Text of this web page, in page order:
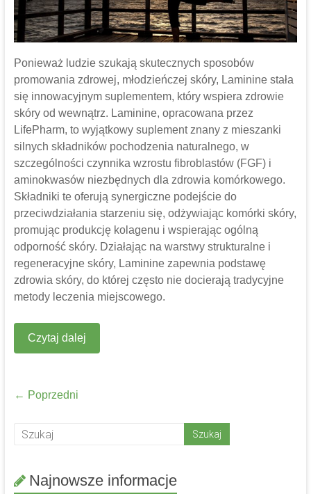
Ponieważ ludzie szukają skutecznych sposobów
promowania zdrowej, młodzieńczej skóry, Laminine stała
się innowacyjnym suplementem, który wspiera zdrowie
skóry od wewnątrz. Laminine, opracowana przez
LifePharm, to wyjątkowy suplement znany z mieszanki
silnych składników pochodzenia naturalnego, w
szczególności czynnika wzrostu fibroblastów (FGF) i
aminokwasów niezbędnych dla zdrowia komórkowego.
Składniki te oferują synergiczne podejście do
przeciwdziałania starzeniu się, odżywiając komórki skóry,
promując produkcję kolagenu i wspierając ogólną
odporność skóry. Działając na warstwy strukturalne i
regeneracyjne skóry, Laminine zapewnia podstawę
zdrowia skóry, do której często nie docierają tradycyjne
metody leczenia miejscowego.
Czytaj dalej
← Poprzedni
Najnowsze informacje